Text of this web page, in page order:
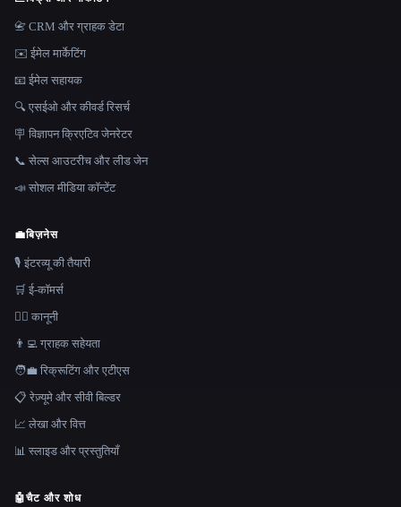
📇 CRM और ग्राहक डेटा
✉️ ईमेल मार्केटिंग
📧 ईमेल सहायक
🔍 एसईओ और कीवर्ड रिसर्च
🪧 विज्ञापन क्रिएटिव जेनरेटर
📞 सेल्स आउटरीच और लीड जेन
📣 सोशल मीडिया कॉन्टेंट
💼बिज़नेस
🎙️ इंटरव्यू की तैयारी
🛒 ई-कॉमर्स
👩‍⚖️ कानूनी
👨‍💻 ग्राहक सहेयता
🧑‍💼 रिक्रूटिंग और एटीएस
📋 रेज़्यूमे और सीवी बिल्डर
📈 लेखा और वित्त
📊 स्लाइड और प्रस्तुतियाँ
🤖चैट और शोध